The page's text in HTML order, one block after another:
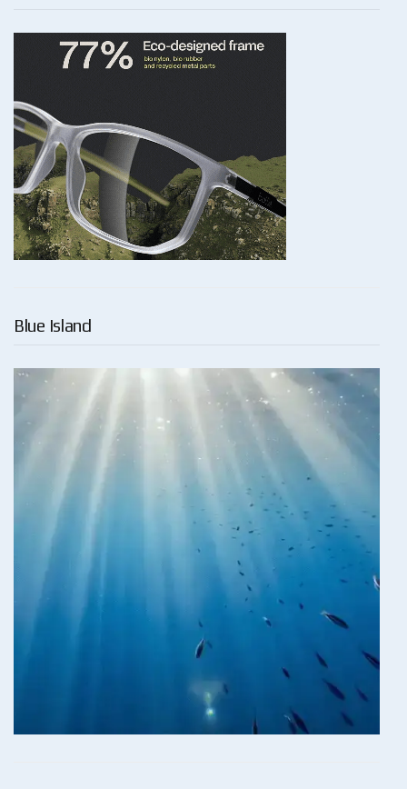
Blue Island